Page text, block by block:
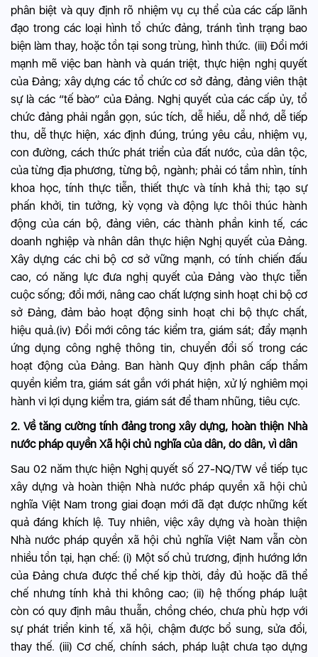
phân biệt và quy định rõ nhiệm vụ cụ thể của các cấp lãnh
đạo trong các loại hình tổ chức đảng, tránh tình trạng bao
biện làm thay, hoặc tồn tại song trùng, hình thức. (iii) Đổi mới
mạnh mẽ việc ban hành và quán triệt, thực hiện nghị quyết
của Đảng; xây dựng các tổ chức cơ sở đảng, đảng viên thật
sự là các “tế bào” của Đảng. Nghị quyết của các cấp ủy, tổ
chức đảng phải ngắn gọn, súc tích, dễ hiểu, dễ nhớ, dễ tiếp
thu, dễ thực hiện, xác định đúng, trúng yêu cầu, nhiệm vụ,
con đường, cách thức phát triển của đất nước, của dân tộc,
của từng địa phương, từng bộ, ngành; phải có tầm nhìn, tính
khoa học, tính thực tiễn, thiết thực và tính khả thi; tạo sự
phấn khởi, tin tưởng, kỳ vọng và động lực thôi thúc hành
động của cán bộ, đảng viên, các thành phần kinh tế, các
doanh nghiệp và nhân dân thực hiện Nghị quyết của Đảng.
Xây dựng các chi bộ cơ sở vững mạnh, có tính chiến đấu
cao, có năng lực đưa nghị quyết của Đảng vào thực tiễn
cuộc sống; đổi mới, nâng cao chất lượng sinh hoạt chi bộ cơ
sở Đảng, đảm bảo hoạt động sinh hoạt chi bộ thực chất,
hiệu quả.(iv) Đổi mới công tác kiểm tra, giám sát; đẩy mạnh
ứng dụng công nghệ thông tin, chuyển đổi số trong các
hoạt động của Đảng. Ban hành Quy định phân cấp thẩm
quyền kiểm tra, giám sát gắn với phát hiện, xử lý nghiêm mọi
hành vi lợi dụng kiểm tra, giám sát để tham nhũng, tiêu cực.
2. Về tăng cường tính đảng trong xây dựng, hoàn thiện Nhà
nước pháp quyền Xã hội chủ nghĩa của dân, do dân, vì dân
Sau 02 năm thực hiện Nghị quyết số 27-NQ/TW về tiếp tục
xây dựng và hoàn thiện Nhà nước pháp quyền xã hội chủ
nghĩa Việt Nam trong giai đoạn mới đã đạt được những kết
quả đáng khích lệ. Tuy nhiên, việc xây dựng và hoàn thiện
Nhà nước pháp quyền xã hội chủ nghĩa Việt Nam vẫn còn
nhiều tồn tại, hạn chế: (i) Một số chủ trương, định hướng lớn
của Đảng chưa được thể chế kịp thời, đầy đủ hoặc đã thể
chế nhưng tính khả thi không cao; (ii) hệ thống pháp luật
còn có quy định mâu thuẫn, chồng chéo, chưa phù hợp với
sự phát triển kinh tế, xã hội, chậm được bổ sung, sửa đổi,
thay thế. (iii) Cơ chế, chính sách, pháp luật chưa tạo dựng